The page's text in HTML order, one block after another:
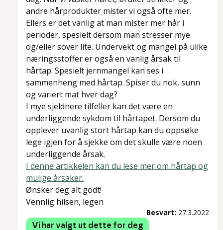
andre hårprodukter mister vi også ofte mer.
Ellers er det vanlig at man mister mer hår i
perioder, spesielt dersom man stresser mye
og/eller sover lite. Undervekt og mangel på ulike
næringsstoffer er også en vanlig årsak til
hårtap. Spesielt jernmangel kan ses i
sammenheng med hårtap. Spiser du nok, sunn
og variert mat hver dag?
I mye sjeldnere tilfeller kan det være en
underliggende sykdom til hårtapet. Dersom du
opplever uvanlig stort hårtap kan du oppsøke
lege igjen for å sjekke om det skulle være noen
underliggende årsak.
I denne artikkelen kan du lese mer om hårtap og
mulige årsaker.
Ønsker deg alt godt!
Vennlig hilsen, legen
Besvart: 27.3.2022
Vi har valgt ut dette for deg